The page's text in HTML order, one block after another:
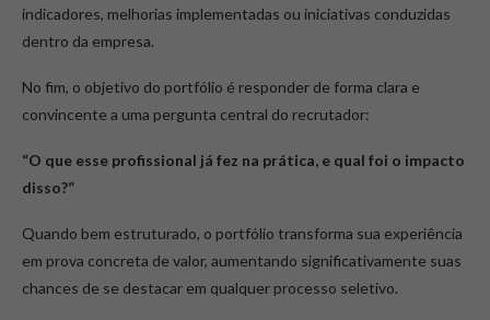
indicadores, melhorias implementadas ou iniciativas conduzidas
dentro da empresa.
No fim, o objetivo do portfólio é responder de forma clara e
convincente a uma pergunta central do recrutador:
“O que esse profissional já fez na prática, e qual foi o impacto
disso?”
Quando bem estruturado, o portfólio transforma sua experiência
em prova concreta de valor, aumentando significativamente suas
chances de se destacar em qualquer processo seletivo.